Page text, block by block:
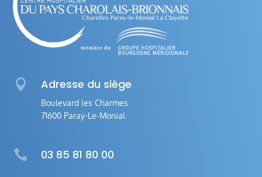
 Adresse du siège
Boulevard les Charmes
71600 Paray-Le-Monial
 03 85 81 80 00